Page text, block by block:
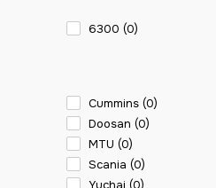
6300 (0)
Cummins (0)
Doosan (0)
MTU (0)
Scania (0)
Yuchai (0)